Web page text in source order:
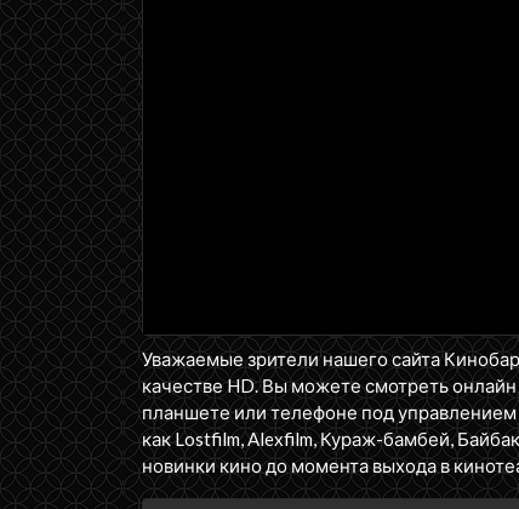
Уважаемые зрители нашего сайта
качестве HD. Вы можете смотреть
планшете или телефоне под управлением
как Lostfilm, Alexfilm, Кураж-бамбей,
новинки кино до момента выхода в